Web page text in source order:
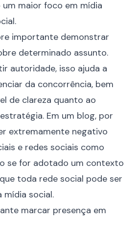
maior foco em mídia
importante demonstrar
determinado assunto.
autoridade, isso ajuda a
da concorrência, bem
de clareza quanto ao
Em um blog, por
extremamente negativo
e redes sociais como
se for adotado um contexto
toda rede social pode ser
mídia social.
marcar presença em